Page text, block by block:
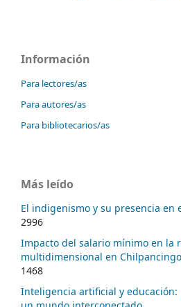
Información
Para lectores/as
Para autores/as
Para bibliotecarios/as
Más leído
El indigenismo y su presencia en
2996
Impacto del salario mínimo en la
multidimensional en
1468
Inteligencia artificial y educación: